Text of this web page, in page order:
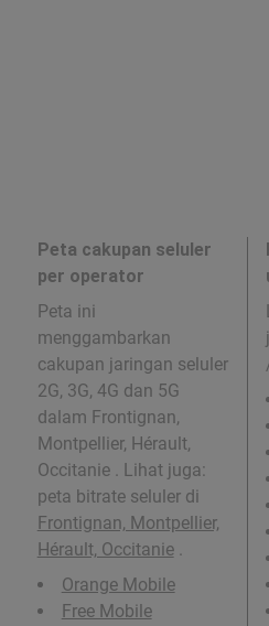
Peta cakupan seluler
per operator
Peta ini
menggambarkan
cakupan jaringan seluler
2G, 3G, 4G dan 5G
dalam Frontignan,
Montpellier, Hérault,
Occitanie . Lihat juga:
peta bitrate seluler di
Frontignan, Montpellier,
Hérault, Occitanie.
Orange Mobile
Free Mobile